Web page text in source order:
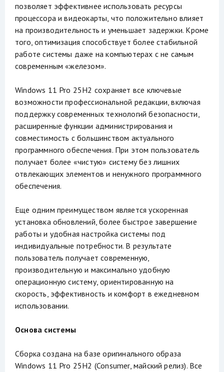
позволяет эффективнее использовать ресурсы
процессора и видеокарты, что положительно влияет
на производительность и уменьшает задержки. Кроме
того, оптимизация способствует более стабильной
работе системы даже на компьютерах с не самым
современным «железом».
Windows 11 Pro 25H2 сохраняет все ключевые
возможности профессиональной редакции, включая
поддержку современных технологий безопасности,
расширенные функции администрирования и
совместимость с большинством актуального
программного обеспечения. При этом пользователь
получает более «чистую» систему без лишних
отвлекающих элементов и ненужного программного
обеспечения.
Еще одним преимуществом является ускоренная
установка обновлений, более быстрое завершение
работы и удобная настройка системы под
индивидуальные потребности. В результате
пользователь получает современную,
производительную и максимально удобную
операционную систему, ориентированную на
скорость, эффективность и комфорт в ежедневном
использовании.
Основа системы
Сборка создана на базе оригинального образа
Windows 11 Pro 25H2 (Consumer, майский релиз). Все